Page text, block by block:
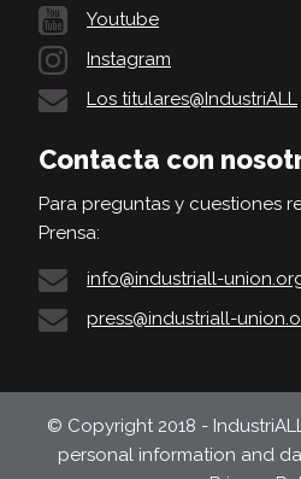
Youtube
Instagram
Los titulares@IndustriALL
Contacta con
Para preguntas y cuestiones
Prensa:
info@industriall-
press@industriall-
© Copyright 2018 -
personal information and